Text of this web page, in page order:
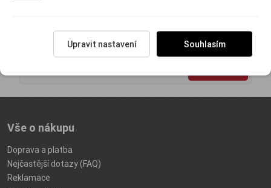
nic neunikne
Vše o nákupu
Doprava a platba
Nejčastější dotazy (FAQ)
Reklamace
Upravit nastavení Souhlasím